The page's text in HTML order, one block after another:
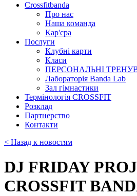
Crossfitbanda
Про нас
Наша команда
Кар'єра
Послуги
Клубні карти
Класи
ПЕРСОНАЛЬНІ
Лабораторія Banda Lab
Зал гімнастики
Термінологія CROSSFIT
Розклад
Партнерство
Контакти
< Назад к новостям
DJ FRIDAY
CROSSFIT